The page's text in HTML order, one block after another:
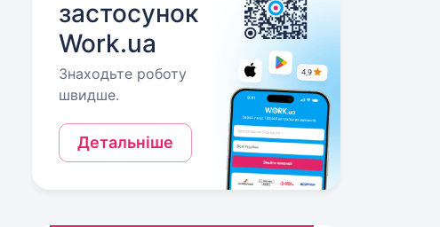
застосунок
Work.ua
Знаходьте роботу
швидше.
Детальніше